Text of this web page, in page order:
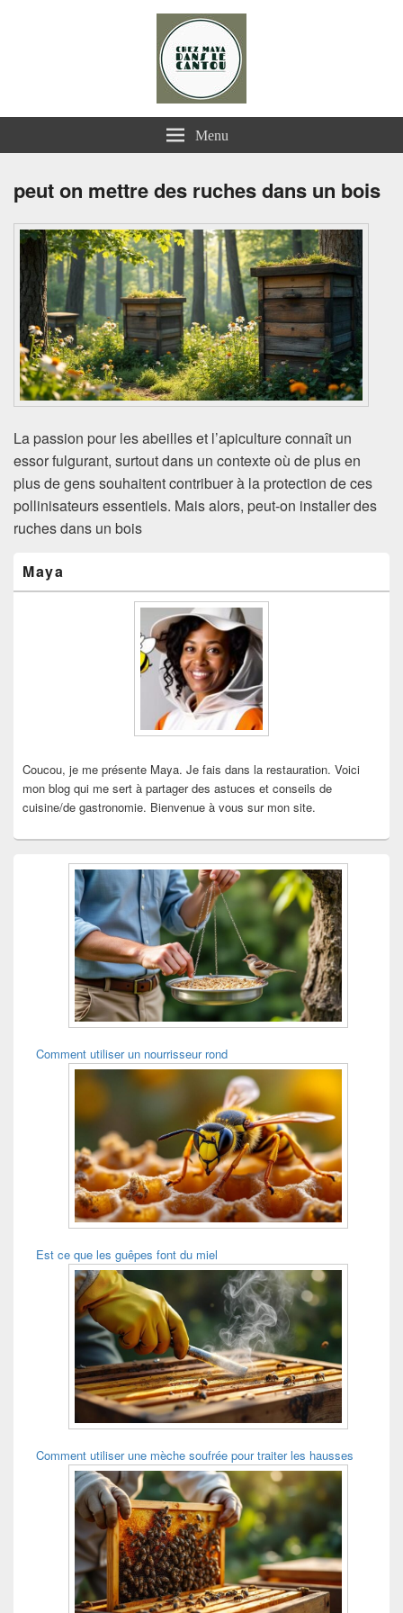
Chez Maya dans le Cantou
Menu
peut on mettre des ruches dans un bois
La passion pour les abeilles et l’apiculture connaît un
essor fulgurant, surtout dans un contexte où de plus en
plus de gens souhaitent contribuer à la protection de ces
pollinisateurs essentiels. Mais alors, peut-on installer des
ruches dans un bois
principale
de
Maya
Coucou, je me présente Maya. Je fais dans la restauration. Voici
mon blog qui me sert à partager des astuces et conseils de
cuisine/de gastronomie. Bienvenue à vous sur mon site.
Comment utiliser un nourrisseur rond
Est ce que les guêpes font du miel
Comment utiliser une mèche soufrée pour traiter les hausses